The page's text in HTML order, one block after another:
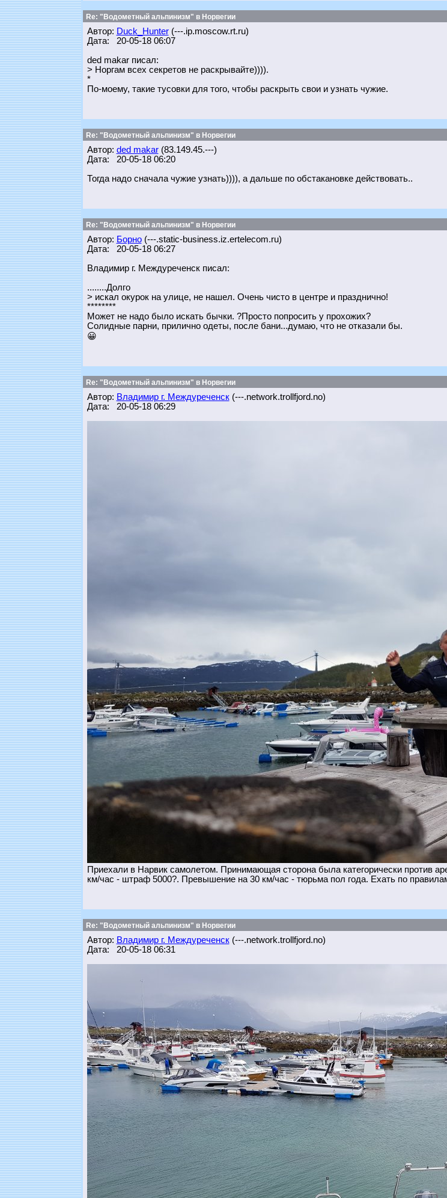
Re: "Водометный альпинизм" в Норвегии
Автор: Duck_Hunter(---.ip.moscow.rt.ru)
Дата: 20-05-18 06:07
ded makar писал:
> Норгам всех секретов не раскрывайте)))).
*
По-моему, такие тусовки для того, чтобы раскрыть свои и узнать чужие.
Re: "Водометный альпинизм" в Норвегии
Автор: ded makar(83.149.45.---)
Дата: 20-05-18 06:20
Тогда надо сначала чужие узнать)))), а дальше по обстакановке действовать..
Re: "Водометный альпинизм" в Норвегии
Автор: Борно(---.static-business.iz.ertelecom.ru)
Дата: 20-05-18 06:27
Владимир г. Междуреченск писал:
........Долго
> искал окурок на улице, не нашел. Очень чисто в центре и празднично!
********
Может не надо было искать бычки. ?Просто попросить у прохожих?
Солидные парни, прилично одеты, после бани...думаю, что не отказали бы.
😀
Re: "Водометный альпинизм" в Норвегии
Автор: Владимир г. Междуреченск(---.network.trollfjord.no)
Дата: 20-05-18 06:29
Приехали в Нарвик самолетом. Принимающая сторона была категорически против
км/час - штраф 5000?. Превышение на 30 км/час - тюрьма пол года. Ехать по
Re: "Водометный альпинизм" в Норвегии
Автор: Владимир г. Междуреченск(---.network.trollfjord.no)
Дата: 20-05-18 06:31